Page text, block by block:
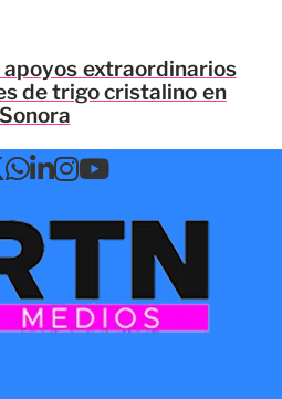
extraordinarios
de trigo cristalino en
Sonora